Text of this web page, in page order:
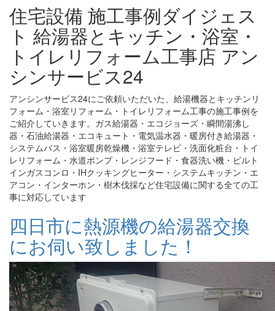
住宅設備 施工事例ダイジェス
ト 給湯器とキッチン・浴室・
トイレリフォーム工事店 アン
シンサービス24
アンシンサービス24にご依頼いただいた、給湯機器とキッチンリ
フォーム・浴室リフォーム・トイレリフォーム工事の施工事例を
ご紹介していきます。ガス給湯器・エコジョーズ・瞬間湯沸し
器・石油給湯器・エコキュート・電気温水器・暖房付き給湯器・
システムバス・浴室暖房乾燥機・浴室テレビ・洗面化粧台・トイ
レリフォーム・水道ポンプ・レンジフード・食器洗い機・ビルト
インガスコンロ・IHクッキングヒーター・システムキッチン・エ
アコン・インターホン・樹木伐採など住宅設備に関する全ての工
事に対応しています
四日市に熱源機の給湯器交換
にお伺い致しました！